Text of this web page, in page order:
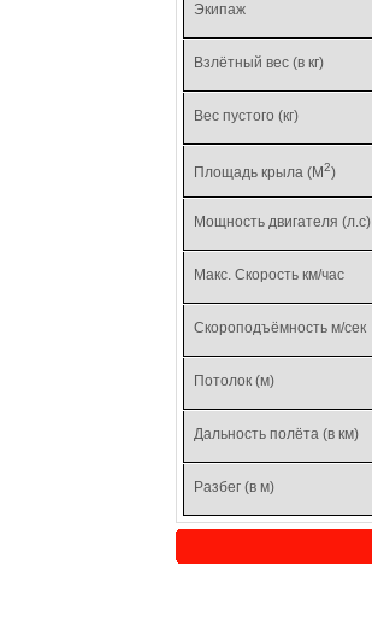
Экипаж
Взлётный вес (в кг)
Вес пустого (кг)
Площадь крыла (М2)
Мощность двигателя (л.с)
Макс. Скорость км/час
Скороподъёмность м/сек
Потолок (м)
Дальность полёта (в км)
Разбег (в м)